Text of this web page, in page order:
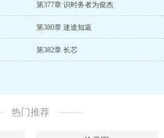
第377章 识时务者为俊杰
第380章 迷途知返
第382章 长芯
热门推荐